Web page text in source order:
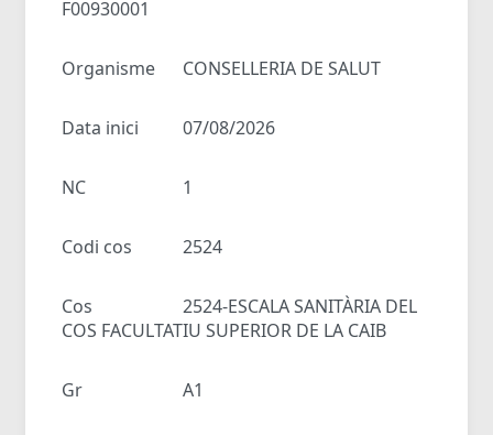
F00930001
Organisme CONSELLERIA DE SALUT
Data inici 07/08/2026
NC 1
Codi cos 2524
Cos
2524-ESCALA SANITÀRIA DEL
COS FACULTATIU SUPERIOR DE LA CAIB
Gr A1